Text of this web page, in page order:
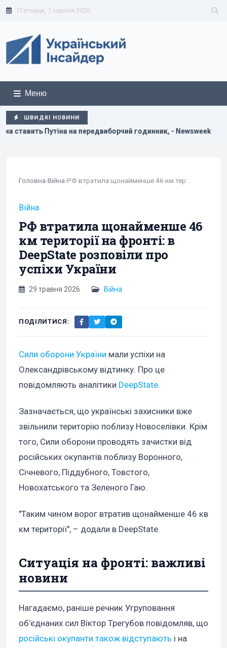
П'ятниця, 7 серпня 2026
Меню
ШВИДКІ НОВИНИ
на передвиборчий годинник, - Newsweek Така зброя
Головна›Війна›
Війна
РФ втратила щонайменше 46
км території на фронті: в
DeepState розповіли про
успіхи України
29 травня 2026 Війна
ПОДІЛИТИСЯ:
Сили оборони України мали успіхи на
Олександрівському відтинку. Про це
повідомляють аналітики DeepState.
Зазначається, що українські захисники вже
звільнили територію поблизу Новоселівки. Крім
того, Сили оборони проводять зачистки від
російських окупантів поблизу Воронного,
Січневого, Піддубного, Товстого,
Новохатського та Зеленого Гаю.
"Таким чином ворог втратив щонайменше 46 кв
км території", – додали в DeepState.
Ситуація на фронті: важливі
новини
Нагадаємо, раніше речник Угруповання
об’єднаних сил Віктор Трегубов повідомляв, що
російські окупанти також відступають і на